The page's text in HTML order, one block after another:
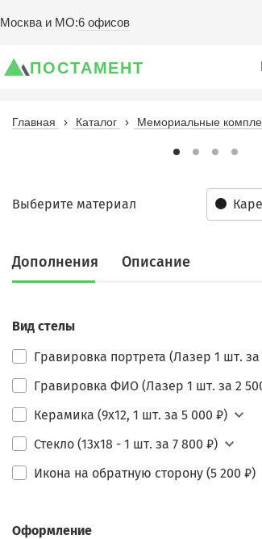
Москва и МО:6 офисов
ПОСТАМЕНТ
Главная Каталог Мемориальные
Выберите материал
Дополнения Описание
Вид стелы
Гравировка портрета (Лазер 1 шт. за
Гравировка ФИО (Лазер 1 шт. за 2
Керамика (9х12, 1 шт. за 5 000 ₽)
Стекло (13х18 - 1 шт. за 7 800 ₽)
Икона на обратную сторону (5 200 ₽)
Оформление